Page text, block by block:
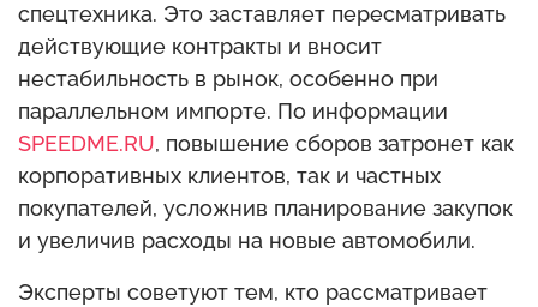
спецтехника. Это заставляет пересматривать
действующие контракты и вносит
нестабильность в рынок, особенно при
параллельном импорте. По информации
SPEEDME.RU, повышение сборов затронет как
корпоративных клиентов, так и частных
покупателей, усложнив планирование закупок
и увеличив расходы на новые автомобили.
Эксперты советуют тем, кто рассматривает